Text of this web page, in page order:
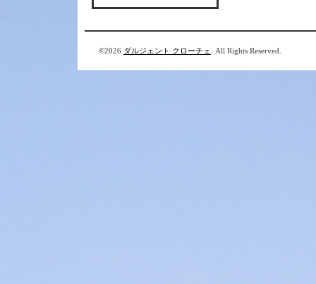
©2026 ダルジェント クローチェ . All Rights Reserved.